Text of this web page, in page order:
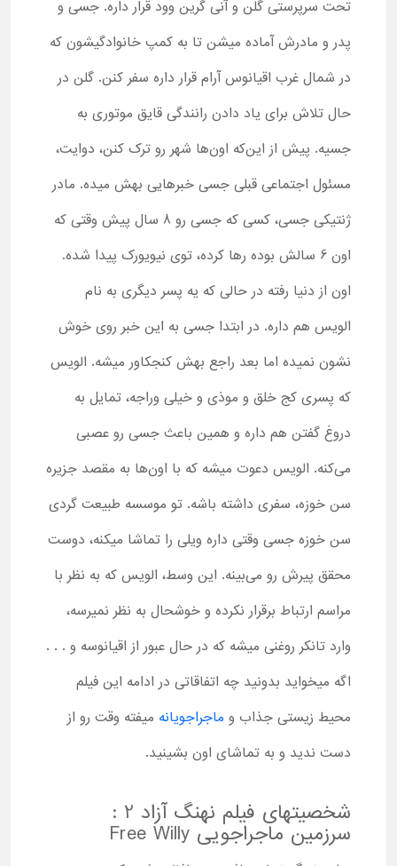
تحت سرپرستی گلن و آنی گرین وود قرار داره. جسی و
پدر و مادرش آماده می­شن تا به کمپ خانوادگیشون که
در شمال غرب اقیانوس آرام قرار داره سفر کنن. گلن در
حال تلاش برای یاد دادن رانندگی قایق موتوری به
جسیه. پیش از این‌که اون‌ها شهر رو ترک کنن، دوایت،
مسئول اجتماعی قبلی جسی خبرهایی بهش میده. مادر
ژنتیکی جسی، کسی که جسی رو 8 سال پیش وقتی که
اون 6 سالش بوده رها کرده، توی نیویورک پیدا شده.
اون از دنیا رفته در حالی که یه پسر دیگری به نام
الویس هم داره. در ابتدا جسی به این خبر روی خوش
نشون نمی­ده اما بعد راجع بهش کنجکاور میشه. الویس
که پسری کج خلق و موذی و خیلی وراجه، تمایل به
دروغ گفتن هم داره و همین باعث جسی رو عصبی
می‌کنه. الویس دعوت می­شه که با اون‌ها به مقصد جزیره
سن خوزه، سفری داشته باشه. تو موسسه طبیعت گردی
سن خوزه جسی وقتی داره ویلی را تماشا می­کنه، دوست
محقق پیرش رو می‌بینه. این وسط، الویس که به نظر با
مراسم ارتباط برقرار نکرده و خوشحال به نظر نمی­رسه،
وارد تانکر روغنی می­شه که در حال عبور از اقیانوسه و . . .
اگه میخواید بدونید چه اتفاقاتی در ادامه این فیلم
محیط زیستی جذاب و ماجراجویانه میفته وقت رو از
دست ندید و به تماشای اون بشینید.
شخصیت­های فیلم نهنگ آزاد 2 :
سرزمین ماجراجویی Free Willy